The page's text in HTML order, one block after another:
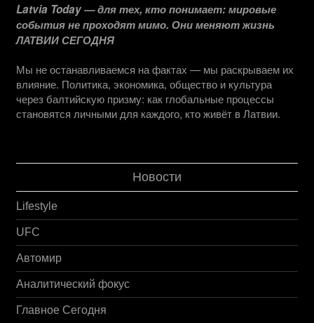
Latvia Today — для тех, кто понимает: мировые
события не проходят мимо. Они меняют жизнь
ЛАТВИИ СЕГОДНЯ
Мы не останавливаемся на фактах — мы раскрываем их
влияние. Политика, экономика, общество и культура
через балтийскую призму: как глобальные процессы
становятся личными для каждого, кто живёт в Латвии.
Новости
Lifestyle
UFC
Автомир
Аналитический фокус
Главное Сегодня